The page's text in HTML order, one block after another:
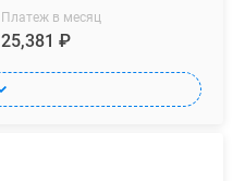
Платеж в месяц
25,381 ₽